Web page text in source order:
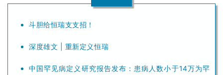
斗胆给恒瑞支支招！
深度雄文 | 重新定义恒瑞
中国罕见病定义研究报告发布：患病人数小于14万为罕